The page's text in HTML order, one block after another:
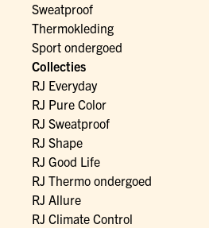
Sweatproof
Thermokleding
Sport ondergoed
Collecties
RJ Everyday
RJ Pure Color
RJ Sweatproof
RJ Shape
RJ Good Life
RJ Thermo ondergoed
RJ Allure
RJ Climate Control